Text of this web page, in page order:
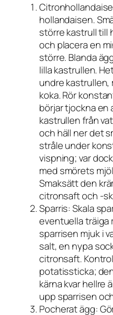
hollandaisen.
större kastrull till
och placera en
större. Blanda
lilla kastrullen.
undre kastrullen,
koka. Rör
börjar tjockna en
kastrullen från
och häll ner det
stråle under
vispning; var
med smörets
Smaksätt den
citronsaft och -
Sparris: Skala
eventuella träiga
sparrisen mjuk i
salt, en nypa
citronsaft.
potatissticka;
kärna kvar hellre
upp sparrisen
Pocherat ägg: